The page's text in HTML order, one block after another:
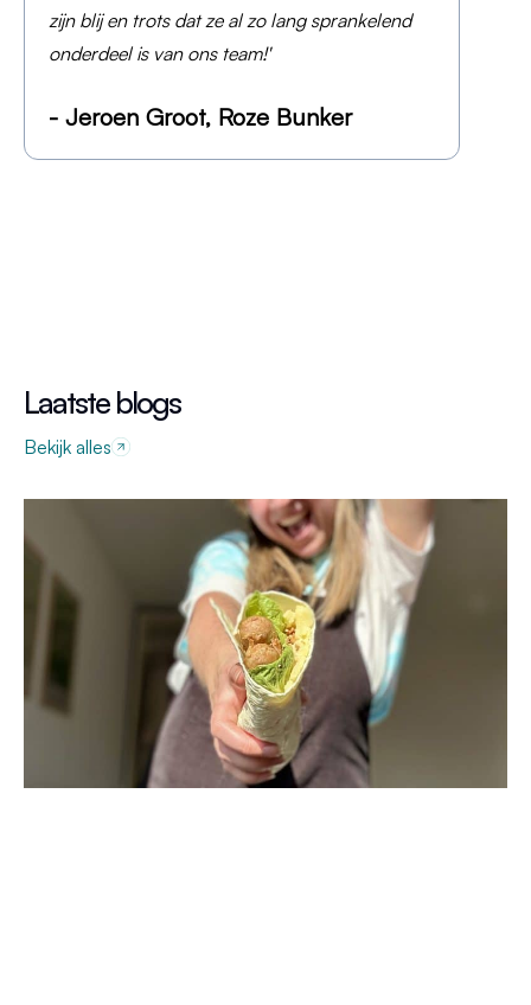
zijn blij en trots dat ze al zo lang sprankelend
onderdeel is van ons team!'
- Jeroen Groot, Roze Bunker
Laatste blogs
Bekijk alles